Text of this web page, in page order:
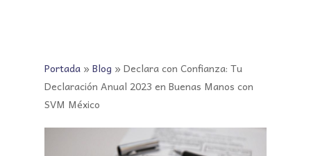
Portada »Blog »Declara con Confianza: Tu
Declaración Anual 2023 en Buenas Manos con
SVM México